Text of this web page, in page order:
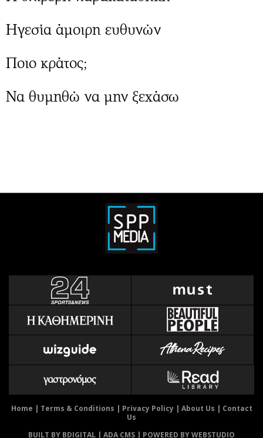
Ηγεσία άμοιρη ευθυνών
Ποιο κράτος;
Να θυμηθώ να μην ξεχάσω
Home | Terms & Conditions | Privacy Policy| About Us | Contact
Us
BUILT BY BDIGITAL | ADA CMS | POWERED BY WEBSTUDIO